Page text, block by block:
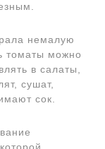
немалую
томаты можно
в салаты,
сушат,
сок.